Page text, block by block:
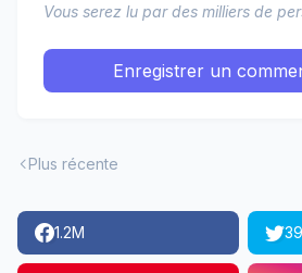
Vous serez lu par des milliers de
Enregistrer un
Plus récente
1.2M